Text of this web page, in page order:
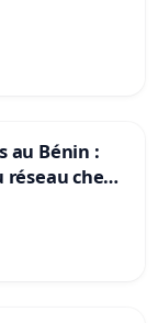
au Bénin :
réseau chez